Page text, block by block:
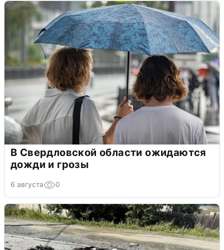
В Свердловской области ожидаются
дожди и грозы
6 августа 0